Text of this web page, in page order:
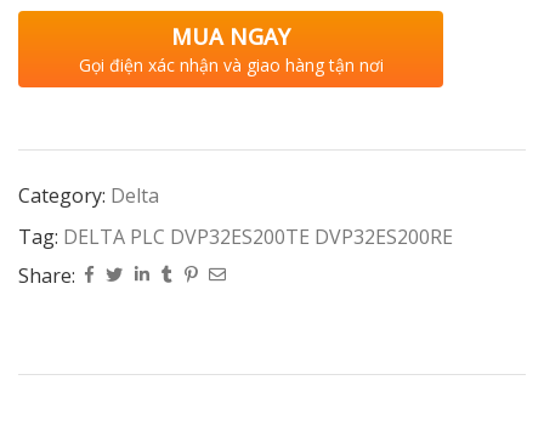
MUA NGAY
Gọi điện xác nhận và giao hàng tận nơi
Category: Delta
Tag: DELTA PLC DVP32ES200TE DVP32ES200RE
Share: